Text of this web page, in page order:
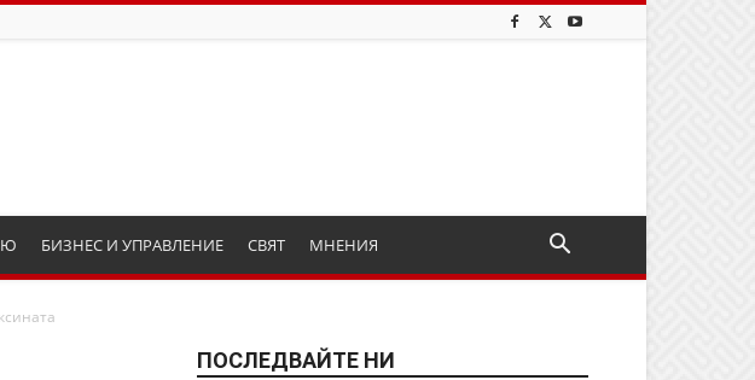
БИЗНЕС И УПРАВЛЕНИЕ СВЯТ МНЕНИЯ
ПОСЛЕДВАЙТЕ НИ